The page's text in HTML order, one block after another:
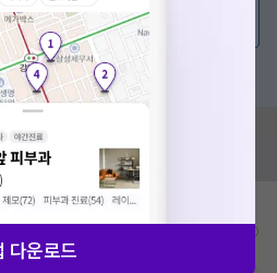
스에 다양한 게시글 보러가기
나요?
비급여/급여 진료란?
다운로드